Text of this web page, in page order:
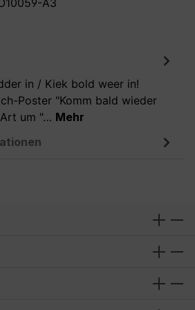
A3
in / Kiek bold weer in!
Poster "Komm bald wieder
um "… Mehr